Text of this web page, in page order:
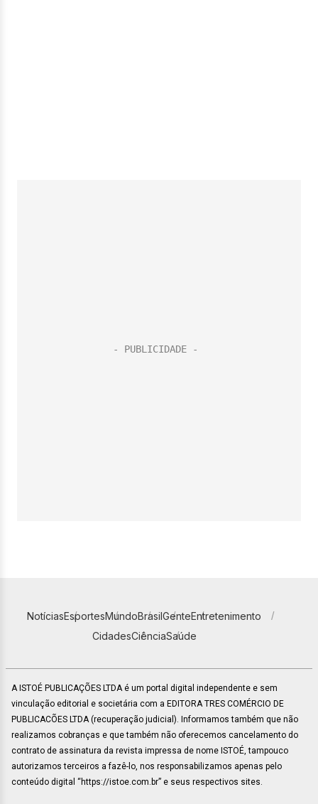
NotíciasEsportesMundoBrasilGenteEntretenimento
CidadesCiênciaSaúde
A ISTOÉ PUBLICAÇÕES LTDA é um portal digital independente e sem
vinculação editorial e societária com a EDITORA TRES COMÉRCIO DE
PUBLICACÕES LTDA (recuperação judicial). Informamos também que não
realizamos cobranças e que também não oferecemos cancelamento do
contrato de assinatura da revista impressa de nome ISTOÉ, tampouco
autorizamos terceiros a fazê-lo, nos responsabilizamos apenas pelo
conteúdo digital “https://istoe.com.br” e seus respectivos sites.